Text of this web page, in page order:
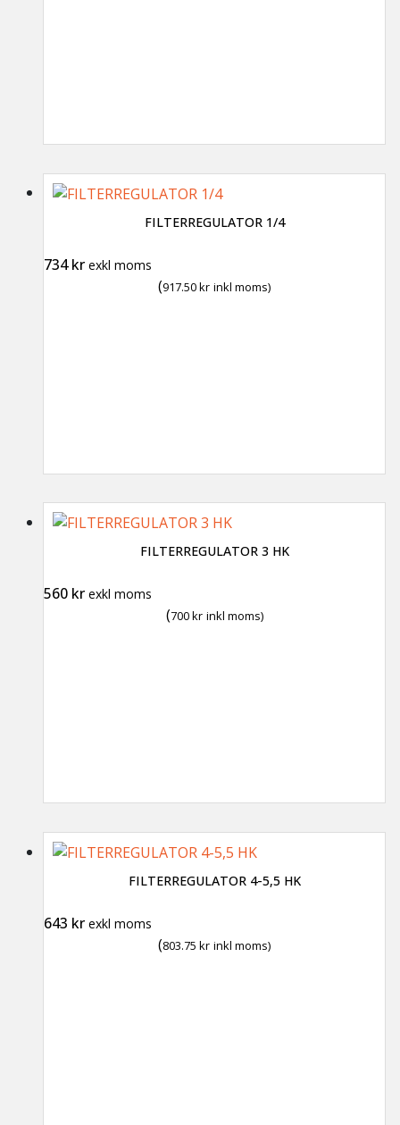
FILTERREGULATOR 1/4
734kr exkl moms
(917.50kr inkl moms)
FILTERREGULATOR 3 HK
560 kr exkl moms
(700kr inkl moms)
FILTERREGULATOR 4-5,5 HK
643 kr exkl moms
(803.75 kr inkl moms)